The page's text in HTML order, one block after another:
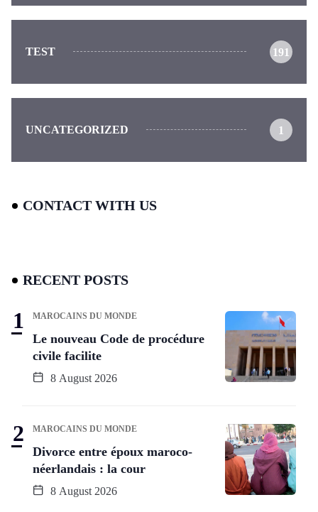
TEST 191
UNCATEGORIZED 1
CONTACT WITH US
RECENT POSTS
MAROCAINS DU MONDE
Le nouveau Code de procédure
civile facilite
8 August 2026
MAROCAINS DU MONDE
Divorce entre époux maroco-
néerlandais : la cour
8 August 2026